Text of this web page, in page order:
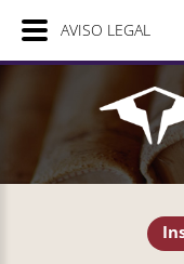
AVISO LEGAL